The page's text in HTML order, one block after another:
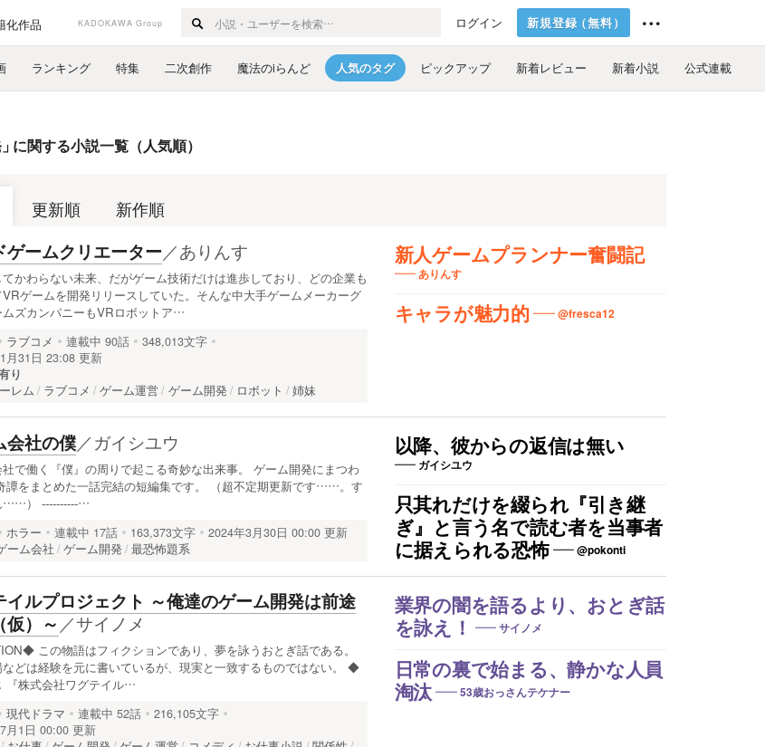
化作品 KADOKAWA Group ログイン 新規登録（無料）
ランキング 特集 二次創作 魔法のiらんど 人気のタグ ピックアップ 新着レビュー 新着小説 公式連載
」に関する小説一覧（人気順）
更新順 新作順
新人ゲームプランナー奮闘記
ありんす
キャラが魅力的 @fresca12
ゲームクリエーター／ありんす
かわらない未来、だがゲーム技術だけは進歩しており、どの企業も
VRゲームを開発リリースしていた。そんな中大手ゲームメーカーグ
ムズカンパニーもVRロボットア…
ラブコメ 連載中 90話
348,013文字
月31日 23:08 更新
り
レム ラブコメ ゲーム運営 ゲーム開発 ロボット 姉妹
以降、彼からの返信は無い
ガイシユウ
只其れだけを綴られ『引き継
ぎ』と言う名で読む者を当事者
に据えられる恐怖
@pokonti
会社の僕／ガイシユウ
で働く『僕』の周りで起こる奇妙な出来事。 ゲーム開発にまつわ
譚をまとめた一話完結の短編集です。 （超不定期更新です……。す
……） ----------…
ホラー 連載中 17話 163,373文字
2024年3月30日 00:00 更新
ーム会社 ゲーム開発 最恐怖題系
業界の闇を語るより、おとぎ話
を詠え！
サイノメ
日常の裏で始まる、静かな人員
淘汰
53歳おっさんテケナー
イルプロジェクト ～俺達のゲーム開発は前途
仮）～ ／サイノメ
この物語はフィクションであり、夢を詠うおとぎ話である。
どは経験を元に書いているが、現実と一致するものではない。 ◆
『株式会社ワグテイル…
現代ドラマ 連載中 52話
216,105文字
月1日 00:00 更新